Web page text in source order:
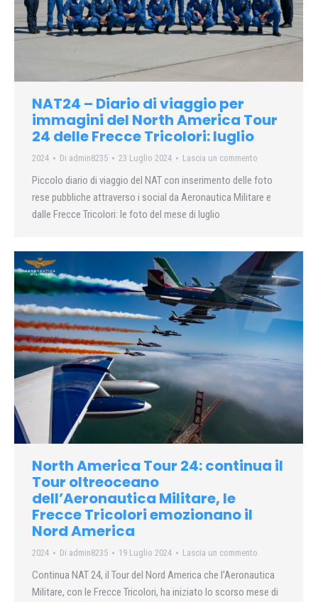
NAT24 – Diario di viaggio per
immagini del North America Tour
24 delle Frecce Tricolori: luglio
2024 Di admin8235 23 Luglio 2024 Lascia un commento
Piccolo diario di viaggio del NAT con inserimento delle foto
rese pubbliche attraverso i social da Aeronautica Militare e
dalle Frecce Tricolori: le foto del mese di luglio
North America Tour 24: continua il
Tour oltreoceano
dell’Aeronautica Militare, le
Frecce Tricolori emozionano il
Nord America
2024 Di admin8235 19 Luglio 2024 Lascia un commento
Continua NAT 24, il Tour del Nord America che l’Aeronautica
Militare, con le Frecce Tricolori, ha iniziato lo scorso mese di